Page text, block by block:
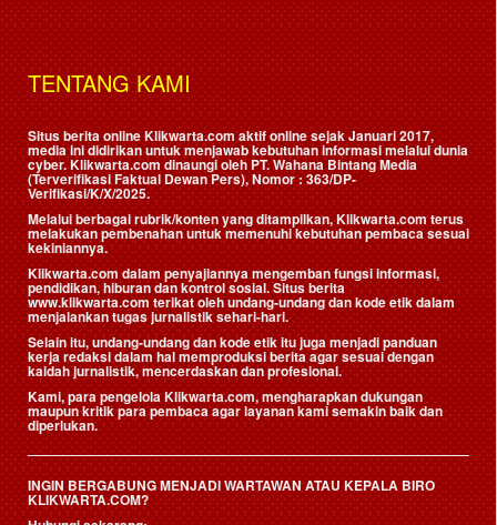
TENTANG KAMI
Situs berita online Klikwarta.com aktif online sejak Januari 2017,
media ini didirikan untuk menjawab kebutuhan informasi melalui dunia
cyber. Klikwarta.com dinaungi oleh PT. Wahana Bintang Media
(Terverifikasi Faktual Dewan Pers), Nomor : 363/DP-
Verifikasi/K/X/2025.
Melalui berbagai rubrik/konten yang ditampilkan, Klikwarta.com terus
melakukan pembenahan untuk memenuhi kebutuhan pembaca sesuai
kekiniannya.
Klikwarta.com dalam penyajiannya mengemban fungsi informasi,
pendidikan, hiburan dan kontrol sosial. Situs berita
www.klikwarta.com terikat oleh undang-undang dan kode etik dalam
menjalankan tugas jurnalistik sehari-hari.
Selain itu, undang-undang dan kode etik itu juga menjadi panduan
kerja redaksi dalam hal memproduksi berita agar sesuai dengan
kaidah jurnalistik, mencerdaskan dan profesional.
Kami, para pengelola Klikwarta.com, mengharapkan dukungan
maupun kritik para pembaca agar layanan kami semakin baik dan
diperlukan.
INGIN BERGABUNG MENJADI WARTAWAN ATAU KEPALA BIRO
KLIKWARTA.COM?